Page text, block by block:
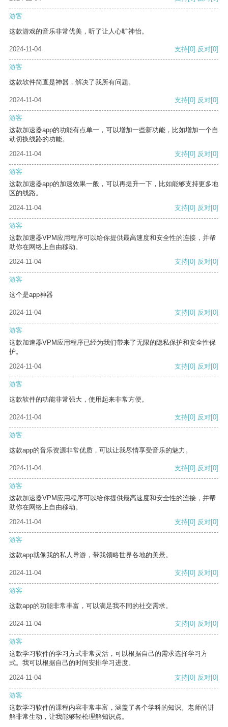
游客
这款游戏的音乐非常优美，听了让人心旷神怡。
2024-11-04 支持[0] 反对[0]
游客
这款软件简直是神器，解决了我所有问题。
2024-11-04 支持[0] 反对[0]
游客
这款加速器app的功能有点单一，可以增加一些新功能，比如增加一个自
动切换线路的功能。
2024-11-04
支持[0] 反对[0]
游客
这款加速器app的加速效果一般，可以再提升一下，比如能够支持更多地
区的线路。
2024-11-04
支持[0] 反对[0]
游客
这款加速器VPM应用程序可以给你提供最高速度和安全性的连接，并帮
助你在网络上自由移动。
2024-11-04
支持[0] 反对[0]
游客
这个是app神器
2024-11-04 支持[0] 反对[0]
游客
这款加速器VPM应用程序已经为我们带来了无限的隐私保护和安全性保
护。
2024-11-04
支持[0] 反对[0]
游客
这款软件的功能非常强大，使用起来非常方便。
2024-11-04 支持[0] 反对[0]
游客
这款app的音乐资源非常优质，可以让我尽情享受音乐的魅力。
2024-11-04 支持[0] 反对[0]
游客
这款加速器VPM应用程序可以给你提供最高速度和安全性的连接，并帮
助你在网络上自由移动。
2024-11-04
支持[0] 反对[0]
游客
这款app就像我的私人导游，带我领略世界各地的美景。
2024-11-04 支持[0] 反对[0]
游客
这款app的功能非常丰富，可以满足我不同的社交需求。
2024-11-04 支持[0] 反对[0]
游客
这款学习软件的学习方式非常灵活，可以根据自己的需求选择学习方
式。我可以根据自己的时间安排学习进度。
2024-11-04
支持[0] 反对[0]
游客
这款学习软件的课程内容非常丰富，涵盖了各个学科的知识。老师的讲
解非常生动，让我能够轻松理解知识点。